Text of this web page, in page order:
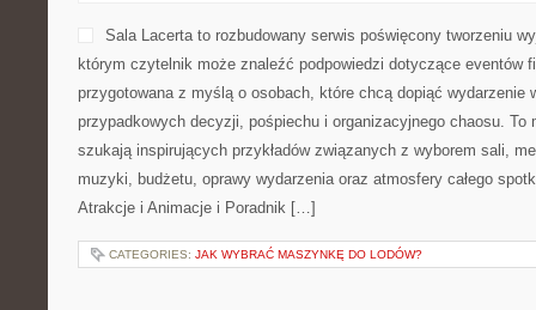
Sala Lacerta to rozbudowany serwis poświęcony tworzeniu
którym czytelnik może znaleźć podpowiedzi dotyczące eventów
przygotowana z myślą o osobach, które chcą dopiąć wydarzenie
przypadkowych decyzji, pośpiechu i organizacyjnego chaosu.
szukają inspirujących przykładów związanych z wyborem sali,
muzyki, budżetu, oprawy wydarzenia oraz atmosfery całego
Atrakcje i Animacje i Poradnik […]
CATEGORIES: JAK WYBRAĆ MASZYNKĘ DO LODÓW?